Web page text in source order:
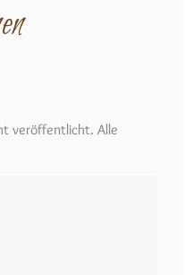
veröffentlicht. Alle